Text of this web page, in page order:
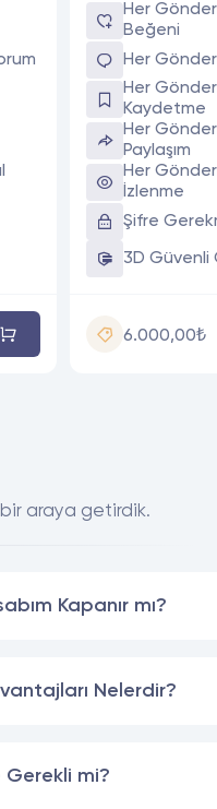
Her
Beğeni
Her
Her
Kaydetme
Her
Paylaşım
Her
İzlenme
Şifre
3D Güvenli
6.000,00₺
bir araya getirdik.
Kapanır mı?
Nelerdir?
Gerekli mi?